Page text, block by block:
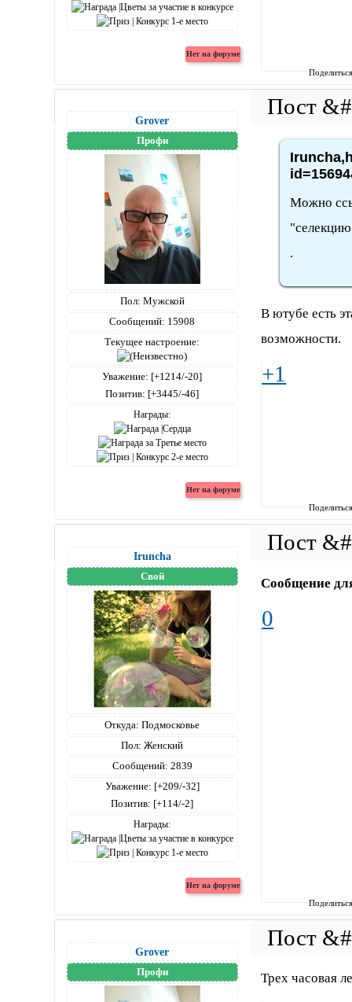
Grover
Профи
Пол: Мужской
Сообщений: 15908
Текущее настроение:
Уважение: [+1214/-20]
Позитив: [+3445/-46]
Награды:
Можно
.
В ютубе есть
возможности.
+1
Iruncha
Свой
Откуда: Подмосковье
Пол: Женский
Сообщений: 2839
Уважение: [+209/-32]
Позитив: [+114/-2]
Награды:
Сообщение
0
Grover
Профи Трех часовая